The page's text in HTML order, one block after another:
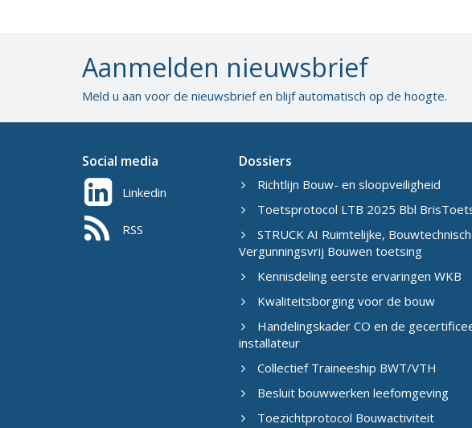
Aanmelden nieuwsbrief
Meld u aan voor de nieuwsbrief en blijf automatisch op de hoogte.
Social media
Linkedin
RSS
Dossiers
Richtlijn Bouw- en sloopveiligheid
Toetsprotocol LTB 2025 Bbl
STRUCK AI Ruimtelijke,
Vergunningsvrij Bouwen toetsing
Kennisdeling eerste ervaringen WKB
Kwaliteitsborging voor de bouw
Handelingskader CO en de
installateur
Collectief Traineeship BWT/VTH
Besluit bouwwerken leefomgeving
Toezichtprotocol Bouwactiviteit